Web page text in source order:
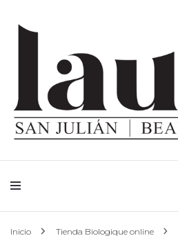
Inicio Tienda Biologique online